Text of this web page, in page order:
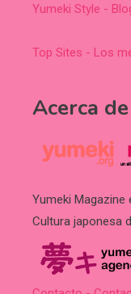
Yumeki Style -
Top Sites - Los
Acerca de
Yumeki
Cultura japonesa